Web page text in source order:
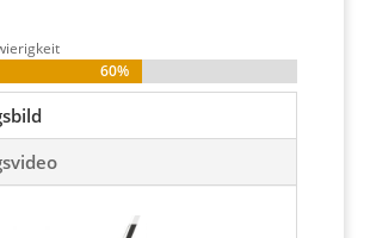
60%
60%